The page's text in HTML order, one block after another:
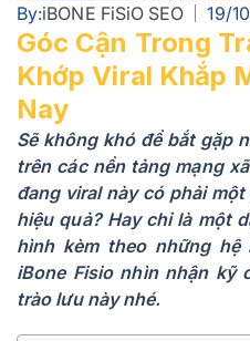
By:iBONE FiSiO SEO 19/
Góc Cận Trong
Khớp Viral Khắp
Nay
Sẽ không khó để bắt gặp
trên các nền tảng mạng
đang viral này có phải
hiệu quả? Hay chỉ là một
hình kèm theo những hệ
iBone Fisio nhìn nhận kỹ
trào lưu này nhé.